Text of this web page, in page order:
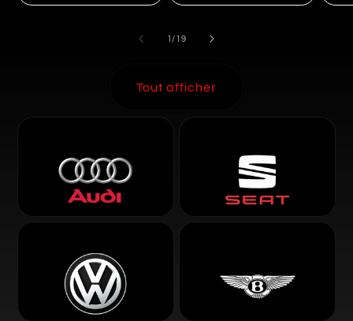
1 /de
19
Tout afficher